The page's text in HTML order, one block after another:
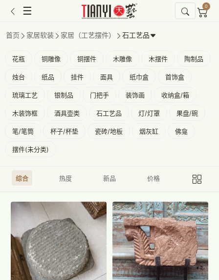
☰ 0
首页 家居软装 家居（工艺摆件） 石工艺品
花瓶 铜雕像 铜摆件 木雕像 木摆件 陶制品
烛台 纸品 挂件 面具 纸巾盒 首饰盒
琉璃工艺 银制品 门把手 装饰画 收纳盒/箱
木装饰框 酒具壶类 石工艺品 灯/灯罩 果盘/碗
笔/笔筒 杯子/杯垫 瓷砖/地板 烟灰缸 佛龛
摆件(未分类)
综合 热度 新品 价格